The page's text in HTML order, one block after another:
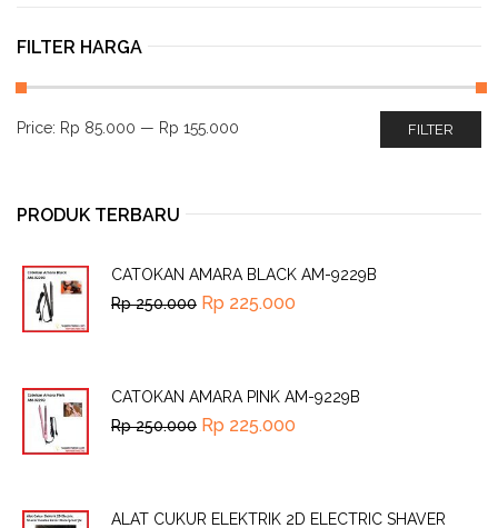
FILTER HARGA
FILTER
Price: Rp 85.000 — Rp 155.000
PRODUK TERBARU
CATOKAN AMARA BLACK AM-9229B
Rp250.000 Rp 225.000
CATOKAN AMARA PINK AM-9229B
Rp250.000 Rp 225.000
ALAT CUKUR ELEKTRIK 2D ELECTRIC SHAVER